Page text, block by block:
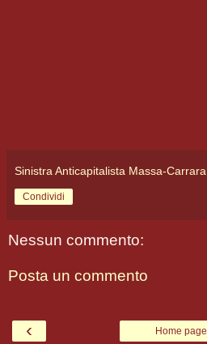
Sinistra Anticapitalista Massa-Carrara
Condividi
Nessun commento:
Posta un commento
‹ Home page